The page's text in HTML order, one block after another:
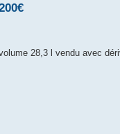
28,3 l vendu avec